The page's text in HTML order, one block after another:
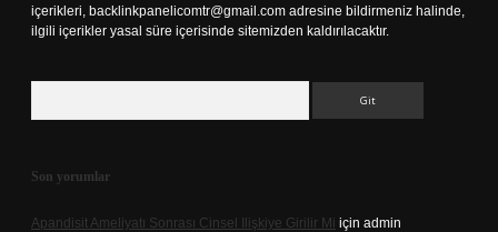
içerikleri, backlinkpanelicomtr@gmail.com adresine bildirmeniz halinde,
ilgili içerikler yasal süre içerisinde sitemizden kaldırılacaktır.
Son yorumlar
Apandisit Ameliyatı Sonrası Cinsel Ilişkiye Girilir Mi için admin